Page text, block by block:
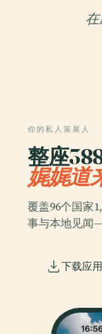
你的私人策展人
整座
娓娓道
覆盖96个国家
事与本地见闻
下载应用